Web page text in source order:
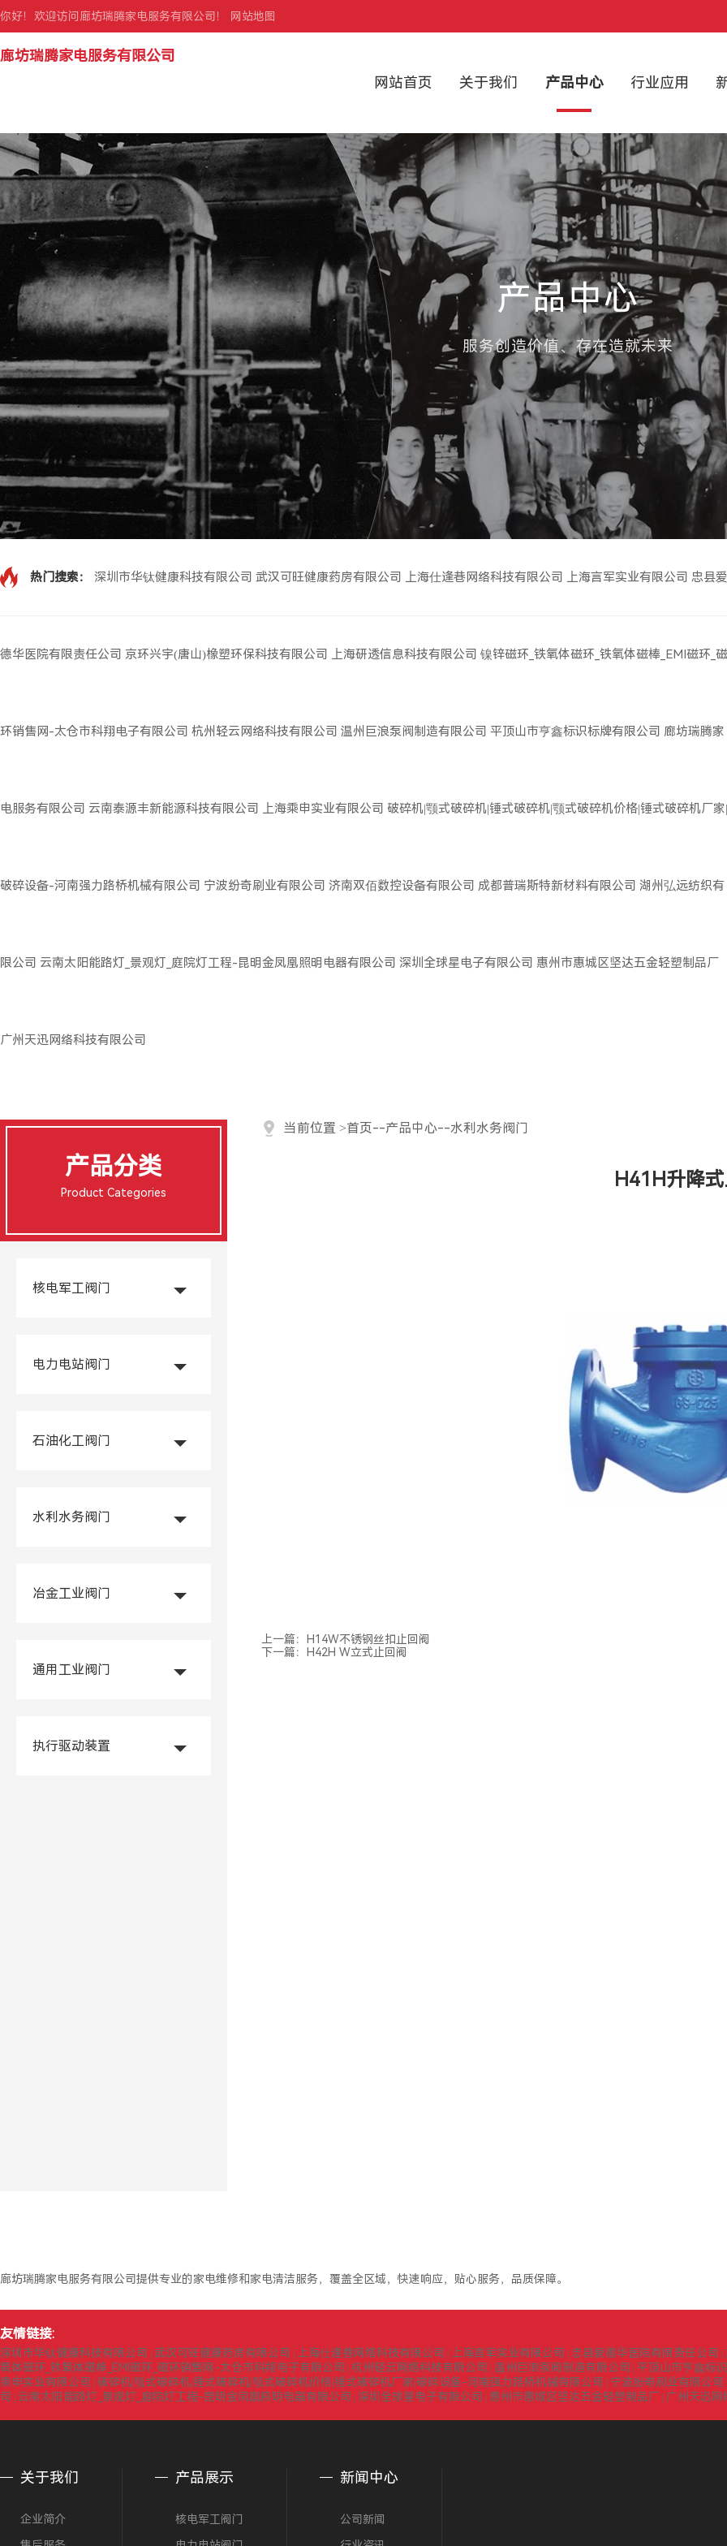
你好！欢迎访问廊坊瑞腾家电服务有限公司！ 网站地图
廊坊瑞腾家电服务有限公司
网站首页
关于我们 产品中心 行业应用
产品中心
服务创造价值、存在造就未来
热门搜索： 深圳市华钛健康科技有限公司 武汉可旺健康药房有限公司 上海仕逢巷网络科技有限公司 上海言军实业有限公司 忠县爱
德华医院有限责任公司 京环兴宇(唐山)橡塑环保科技有限公司 上海研透信息科技有限公司 镍锌磁环_铁氧体磁环_铁氧体磁棒_EMI磁环_磁
环销售网-太仓市科翔电子有限公司 杭州轻云网络科技有限公司 温州巨浪泵阀制造有限公司 平顶山市亨鑫标识标牌有限公司 廊坊瑞腾家
电服务有限公司 云南泰源丰新能源科技有限公司 上海乘申实业有限公司 破碎机|颚式破碎机|锤式破碎机|颚式破碎机价格|锤式破碎机厂家|
破碎设备-河南强力路桥机械有限公司 宁波纷奇刷业有限公司 济南双佰数控设备有限公司 成都普瑞斯特新材料有限公司 湖州弘远纺织有
限公司 云南太阳能路灯_景观灯_庭院灯工程-昆明金凤凰照明电器有限公司 深圳全球星电子有限公司 惠州市惠城区坚达五金轻塑制品厂
广州天迅网络科技有限公司
产品分类
Product Categories
核电军工阀门
电力电站阀门
石油化工阀门
水利水务阀门
冶金工业阀门
通用工业阀门
执行驱动装置
当前位置 >首页--产品中心--水利水务阀门
H41H升降
上一篇：
H14W不锈钢丝扣止回阀
下一篇：
H42H W立式止回阀
廊坊瑞腾家电服务有限公司提供专业的家电维修和家电清洁服务，覆盖全区域，快速响应，贴心服务，品质保障。
友情链接:
深圳市华钛健康科技有限公司 武汉可旺健康药房有限公司 上海仕逢巷网络科技有限公司 上海言军实业有限公司 忠县爱德华医院有限责任公司
氧体磁环_铁氧体磁棒_EMI磁环_磁环销售网-太仓市科翔电子有限公司
杭州轻云网络科技有限公司 温州巨浪泵阀制造有限公司
平顶山市亨鑫标
乘申实业有限公司
破碎机|颚式破碎机|锤式破碎机|颚式破碎机价格|锤式破碎机厂家|破碎设备-河南强力路桥机械有限公司 宁波纷奇刷业有限公司
司 云南太阳能路灯_景观灯_庭院灯工程-昆明金凤凰照明电器有限公司 深圳全球星电子有限公司 惠州市惠城区坚达五金轻塑制品厂 广州天迅网
关于我们
企业简介
产品展示
核电军工阀门
新闻中心
公司新闻